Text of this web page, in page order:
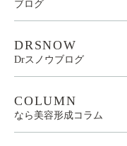
ブログ
DRSNOW
Drスノウブログ
COLUMN
なら美容形成コラム